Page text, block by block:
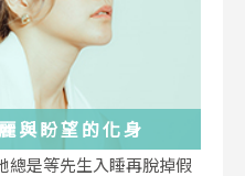
與盼望的化身
總是等先生入睡再脫掉假